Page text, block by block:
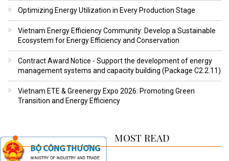
Optimizing Energy Utilization in Every Production Stage
Vietnam Energy Efficiency Community: Develop a Sustainable
Ecosystem for Energy Efficiency and Conservation
Contract Award Notice - Support the development of energy
management systems and capacity building (Package C2.2.11)
Vietnam ETE & Greenergy Expo 2026: Promoting Green
Transition and Energy Efficiency
MOST READ